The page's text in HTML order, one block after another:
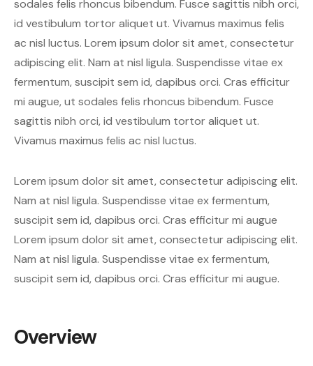
sodales felis rhoncus bibendum. Fusce sagittis nibh orci,
id vestibulum tortor aliquet ut. Vivamus maximus felis
ac nisl luctus. Lorem ipsum dolor sit amet, consectetur
adipiscing elit. Nam at nisl ligula. Suspendisse vitae ex
fermentum, suscipit sem id, dapibus orci. Cras efficitur
mi augue, ut sodales felis rhoncus bibendum. Fusce
sagittis nibh orci, id vestibulum tortor aliquet ut.
Vivamus maximus felis ac nisl luctus.
Lorem ipsum dolor sit amet, consectetur adipiscing elit.
Nam at nisl ligula. Suspendisse vitae ex fermentum,
suscipit sem id, dapibus orci. Cras efficitur mi augue
Lorem ipsum dolor sit amet, consectetur adipiscing elit.
Nam at nisl ligula. Suspendisse vitae ex fermentum,
suscipit sem id, dapibus orci. Cras efficitur mi augue.
Overview